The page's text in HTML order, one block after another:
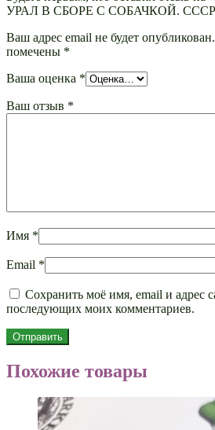
УРАЛ В СБОРЕ С СОБАЧКОЙ.
Ваш адрес email не будет опубликован.
помечены *
Ваша оценка *
Ваш отзыв *
Имя *
Email *
Сохранить моё имя, email и адрес
последующих моих комментариев.
Похожие товары